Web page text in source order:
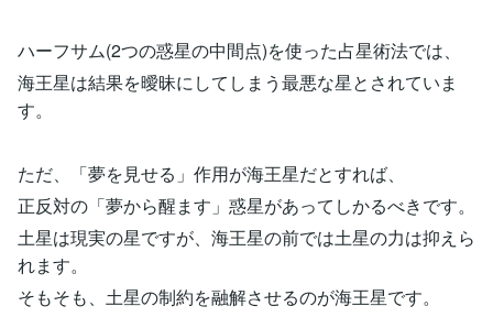
ハーフサム(2つの惑星の中間点)を使った占星術法では、
海王星は結果を曖昧にしてしまう最悪な星とされていま
す。
ただ、「夢を見せる」作用が海王星だとすれば、
正反対の「夢から醒ます」惑星があってしかるべきです。
土星は現実の星ですが、海王星の前では土星の力は抑えら
れます。
そもそも、土星の制約を融解させるのが海王星です。